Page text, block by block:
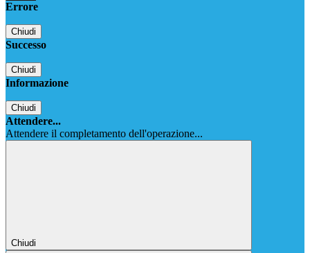
Errore
Chiudi
Successo
Chiudi
Informazione
Chiudi
Attendere...
Attendere il completamento dell'operazione...
Chiudi